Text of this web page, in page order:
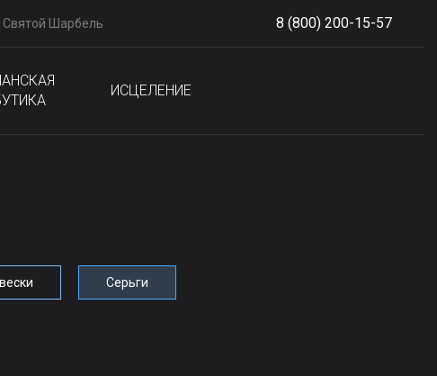
Святой Шарбель 8 (800) 200-15-57
ИСЦЕЛЕНИЕ
Серьги